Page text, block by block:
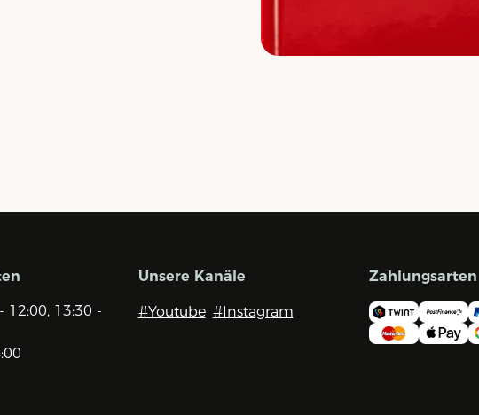
12:00, 13:30 -
Unsere Kanäle
#Youtube #Instagram
Zahlungsarten